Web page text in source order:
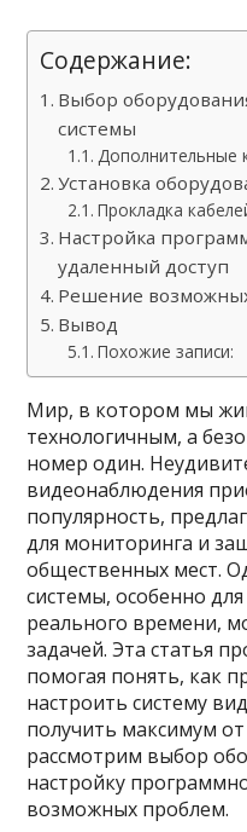
Содержание:
Выбор
системы
Дополнительные
Установка
Прокладка
Настройка
удаленный доступ
Решение
Вывод
Похожие записи:
Мир, в котором мы
технологичным, а
номер один.
видеонаблюдения
популярность,
для мониторинга и
общественных мест.
системы, особенно
реального времени,
задачей. Эта статья
помогая понять, как
настроить систему
получить максимум
рассмотрим выбор
настройку
возможных проблем.